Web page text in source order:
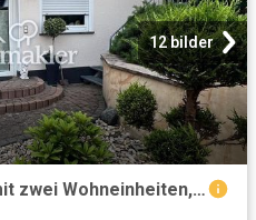
12 bilder
Mehrgenerationenhaus mit zwei Wohneinheiten, Garten und Pool, Verkauf VB